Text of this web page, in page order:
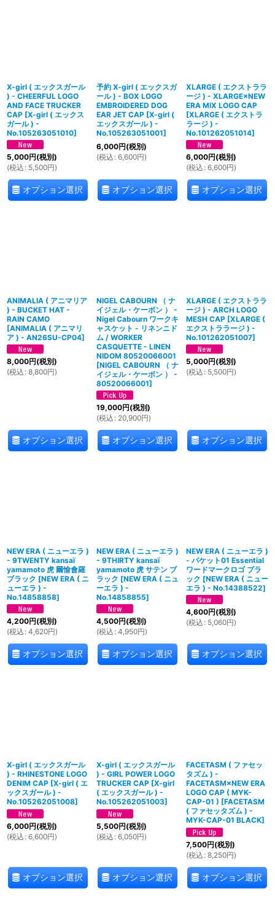
X-girl ( エックスガール
) - CHEERFUL LOGO
AND FACE TRUCKER
CAP [X-girl ( エックス
ガール ) -
No.105263051010]
5,000円(税別)
(税込 : 5,500円)
オプション選択
予約 X-girl ( エックスガ
ール ) - BOX LOGO
EMBROIDERED DOG
EAR JET CAP [X-girl (
エックスガール ) -
No.105263051001]
6,000円(税別)
(税込 : 6,600円)
オプション選択
XLARGE ( エクストララ
ージ ) - XLARGE×NEW
ERA MIX LOGO CAP
[XLARGE ( エクストラ
ラージ ) -
No.101262051014]
6,000円(税別)
(税込 : 6,600円)
オプション選択
ANIMALIA ( アニマリア
) - BUCKET HAT -
RAIN CAMO
[ANIMALIA ( アニマリ
ア ) - AN26SU-CP04]
8,000円(税別)
(税込 : 8,800円)
オプション選択
NIGEL CABOURN （ ナ
イジェル・ケーボン ） -
Nigel Cabourn ワークキ
ャスケット - リネンニド
ム / WORKER
CASQUETTE - LINEN
NIDOM 80520066001
[NIGEL CABOURN （ ナ
イジェル・ケーボン ） -
80520066001]
19,000円(税別)
(税込 : 20,900円)
オプション選択
XLARGE ( エクストララ
ージ ) - ARCH LOGO
MESH CAP [XLARGE (
エクストララージ ) -
No.101262051007]
5,000円(税別)
(税込 : 5,500円)
オプション選択
NEW ERA ( ニューエラ )
- 9TWENTY kansaï
yamamoto 虎 爾愉會羅
ブラック [NEW ERA ( ニ
ューエラ ) -
No.14858858]
4,200円(税別)
(税込 : 4,620円)
オプション選択
NEW ERA ( ニューエラ )
- 9THIRTY kansaï
yamamoto 虎 サテン ブ
ラック [NEW ERA ( ニュ
ーエラ ) -
No.14858855]
4,500円(税別)
(税込 : 4,950円)
オプション選択
NEW ERA ( ニューエラ )
- バケット01 Essential
ワードマークロゴ ブラ
ック [NEW ERA ( ニュー
エラ ) - No.14388522]
4,600円(税別)
(税込 : 5,060円)
オプション選択
X-girl ( エックスガール
) - RHINESTONE LOGO
DENIM CAP [X-girl ( エ
ックスガール ) -
No.105262051008]
6,000円(税別)
(税込 : 6,600円)
オプション選択
X-girl ( エックスガール
) - GIRL POWER LOGO
TRUCKER CAP [X-girl
( エックスガール ) -
No.105262051003]
5,500円(税別)
(税込 : 6,050円)
オプション選択
FACETASM ( ファセッ
タズム ) -
FACETASM×NEW ERA
LOGO CAP ( MYK-
CAP-01 ) [FACETASM
( ファセッタズム ) -
MYK-CAP-01 BLACK]
7,500円(税別)
(税込 : 8,250円)
オプション選択